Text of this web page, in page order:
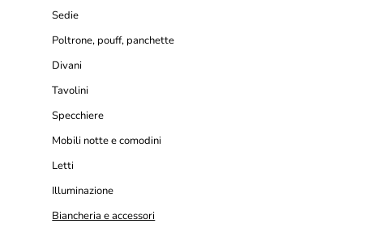
Sedie
Poltrone, pouff, panchette
Divani
Tavolini
Specchiere
Mobili notte e comodini
Letti
Illuminazione
Biancheria e accessori